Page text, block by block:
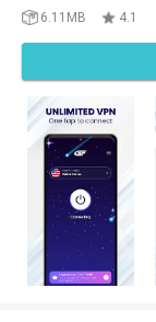
6.11MB 4.1